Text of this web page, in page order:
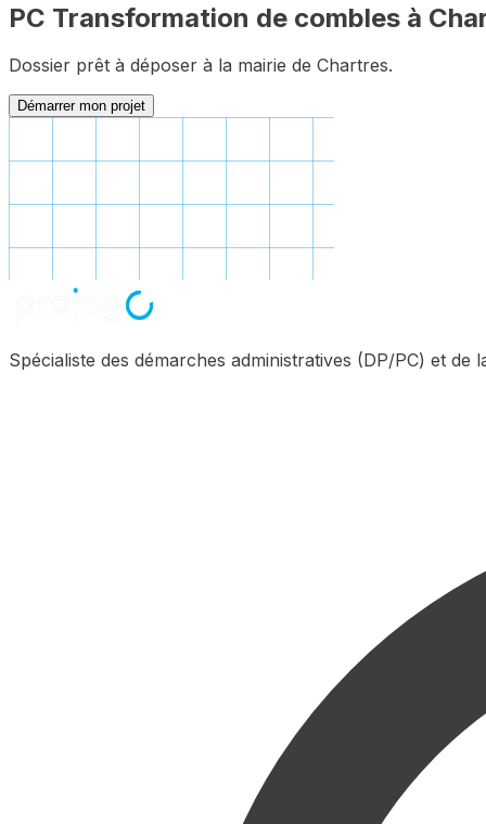
PC Transformation de combles à
Dossier prêt à déposer à la mairie de Chartres.
Démarrer mon projet
Spécialiste des démarches administratives (DP/PC) et